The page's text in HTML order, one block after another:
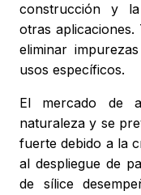
construcción y
otras
eliminar
usos específicos.
El mercado de
naturaleza y se
fuerte debido a la
al despliegue de
de sílice